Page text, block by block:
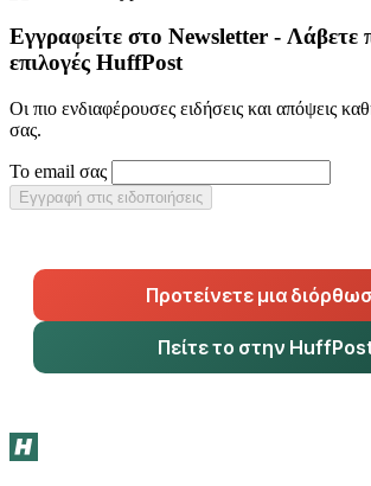
Εγγραφείτε στο Newsletter - Λάβετε
επιλογές HuffPost
Οι πιο ενδιαφέρουσες ειδήσεις και απόψεις
σας.
Το email σας
Εγγραφή στις ειδοποιήσεις
Προτείνετε μια
Πείτε το στην